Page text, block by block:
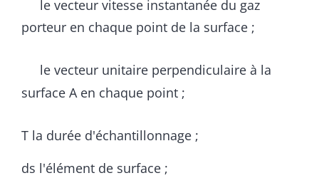
le vecteur vitesse instantanée du gaz
porteur en chaque point de la surface ;
le vecteur unitaire perpendiculaire à la
surface A en chaque point ;
T la durée d'échantillonnage ;
ds l'élément de surface ;